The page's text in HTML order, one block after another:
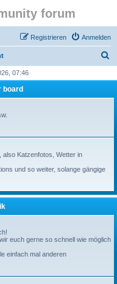
forum
Anmelden
Registrieren
h
07:46
board
also Katzenfotos, Wetter in
und so weiter, solange gängige
euch gerne so schnell wie möglich
einfach mal anderen